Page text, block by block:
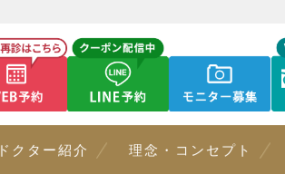
ドクター紹介 理念・コンセプト